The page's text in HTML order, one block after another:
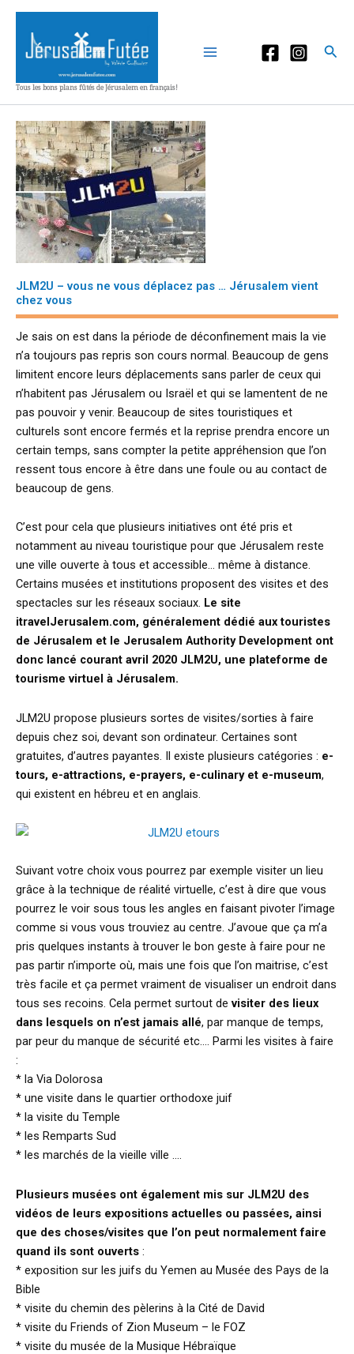
Aller
contenu
Tous les bons plans fûtés de Jérusalem en français!
JLM2U – vous ne vous déplacez pas … Jérusalem vient
chez vous
Je sais on est dans la période de déconfinement mais la vie
n’a toujours pas repris son cours normal. Beaucoup de gens
limitent encore leurs déplacements sans parler de ceux qui
n’habitent pas Jérusalem ou Israël et qui se lamentent de ne
pas pouvoir y venir. Beaucoup de sites touristiques et
culturels sont encore fermés et la reprise prendra encore un
certain temps, sans compter la petite appréhension que l’on
ressent tous encore à être dans une foule ou au contact de
beaucoup de gens.
C’est pour cela que plusieurs initiatives ont été pris et
notamment au niveau touristique pour que Jérusalem reste
une ville ouverte à tous et accessible… même à distance.
Certains musées et institutions proposent des visites et des
spectacles sur les réseaux sociaux. Le site
itravelJerusalem.com, généralement dédié aux touristes
de Jérusalem et le Jerusalem Authority Development ont
donc lancé courant avril 2020 JLM2U, une plateforme de
tourisme virtuel à Jérusalem.
JLM2U propose plusieurs sortes de visites/sorties à faire
depuis chez soi, devant son ordinateur. Certaines sont
gratuites, d’autres payantes. Il existe plusieurs catégories : e-
tours, e-attractions, e-prayers, e-culinary et e-museum,
qui existent en hébreu et en anglais.
Suivant votre choix vous pourrez par exemple visiter un lieu
grâce à la technique de réalité virtuelle, c’est à dire que vous
pourrez le voir sous tous les angles en faisant pivoter l’image
comme si vous vous trouviez au centre. J’avoue que ça m’a
pris quelques instants à trouver le bon geste à faire pour ne
pas partir n’importe où, mais une fois que l’on maitrise, c’est
très facile et ça permet vraiment de visualiser un endroit dans
tous ses recoins. Cela permet surtout de visiter des lieux
dans lesquels on n’est jamais allé, par manque de temps,
par peur du manque de sécurité etc.… Parmi les visites à faire
:
* la Via Dolorosa
* une visite dans le quartier orthodoxe juif
* la visite du Temple
* les Remparts Sud
* les marchés de la vieille ville ….
Plusieurs musées ont également mis sur JLM2U des
vidéos de leurs expositions actuelles ou passées, ainsi
que des choses/visites que l’on peut normalement faire
quand ils sont ouverts :
* exposition sur les juifs du Yemen au Musée des Pays de la
Bible
* visite du chemin des pèlerins à la Cité de David
* visite du Friends of Zion Museum – le FOZ
* visite du musée de la Musique Hébraïque